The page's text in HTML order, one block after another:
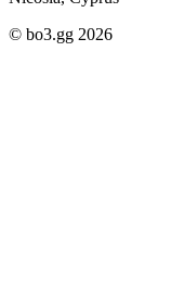
© bo3.gg 2026